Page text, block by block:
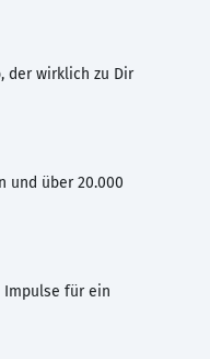
der wirklich zu Dir
und über 20.000
Impulse für ein